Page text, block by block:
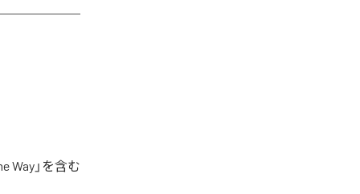
Way」を含む